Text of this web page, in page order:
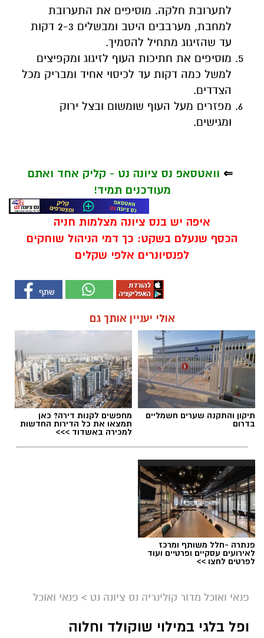
לתערובת חלקה. מוסיפים את התערובת
למחבת, מערבבים היטב ומבשלים 2-3 דקות
עד שהזיגוג מתחיל להסמיך.
מוסיפים את חתיכות העוף לזיגוג ומקפיצים
למשל כמה דקות עד לכיסוי אחיד ומבריק מכל
הצדדים.
מפזרים מעל העוף שומשום ובצל ירוק
ומגישים.
⇐ וואטסאפ נס ציונה נט - קליק אחד ואתם
מעודכנים תמיד!
איפה יש בנס ציונה מצלמות חניה
הכסף שנעלם בשקט: כך דמי הניהול שוחקים
לפנסיונרים אלפי שקלים
אולי יעניין אותך גם
תיקון והתקנה שערים חשמליים
בדרום
מחפשים לקנות דירה? כאן
תמצאו את כל הדירות החדשות
למכירה באשדוד >>>
פנתרה -חלל משותף ומרכז
לאירועים עסקיים ופרטיים ועוד
לפרטים לחצו >>
פנאי ואוכל מדור קולינריה נס ציונה נט > פנאי ואוכל
ופל בלגי במילוי שוקולד וחלוה